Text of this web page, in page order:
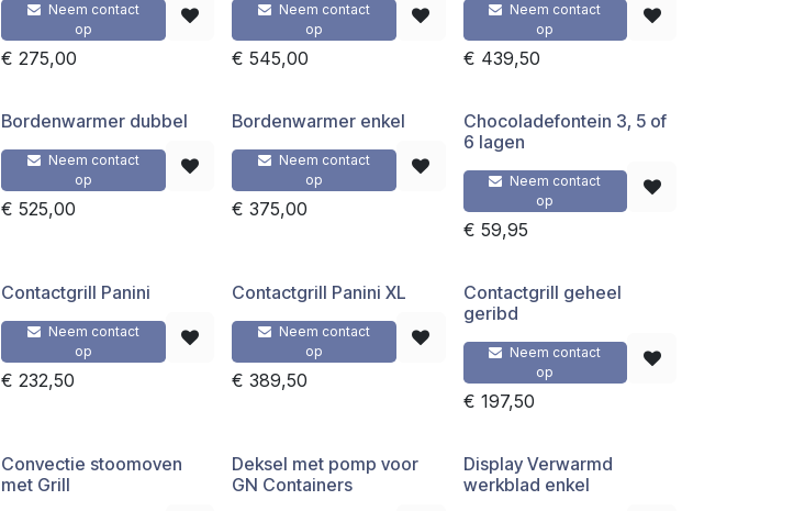
Neem contact
op
€275,00
Neem contact
op
€545,00
Neem contact
op
€ 439,50
Bordenwarmer dubbel
Neem contact
op
€525,00
Bordenwarmer enkel
Neem contact
op
€375,00
Chocoladefontein 3, 5 of
6 lagen
Neem contact
op
€ 59,95
Contactgrill Panini
Neem contact
op
€232,50
Contactgrill Panini XL
Neem contact
op
€389,50
Contactgrill geheel
geribd
Neem contact
op
€ 197,50
Convectie stoomoven
met Grill
Deksel met pomp voor
GN Containers
Display Verwarmd
werkblad enkel